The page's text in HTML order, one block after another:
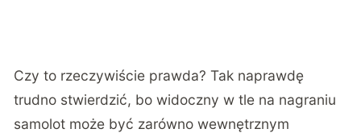
Czy to rzeczywiście prawda? Tak naprawdę
trudno stwierdzić, bo widoczny w tle na nagraniu
samolot może być zarówno wewnętrznym